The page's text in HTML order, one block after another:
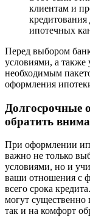
клиентам и
ипотечных
Перед выбором
условиями, а также
необходимым
оформления
Долгосрочные
обратить
При оформлении
важно не только
условиями, но и
ваши отношения с
всего срока
могут
так и на комфорт